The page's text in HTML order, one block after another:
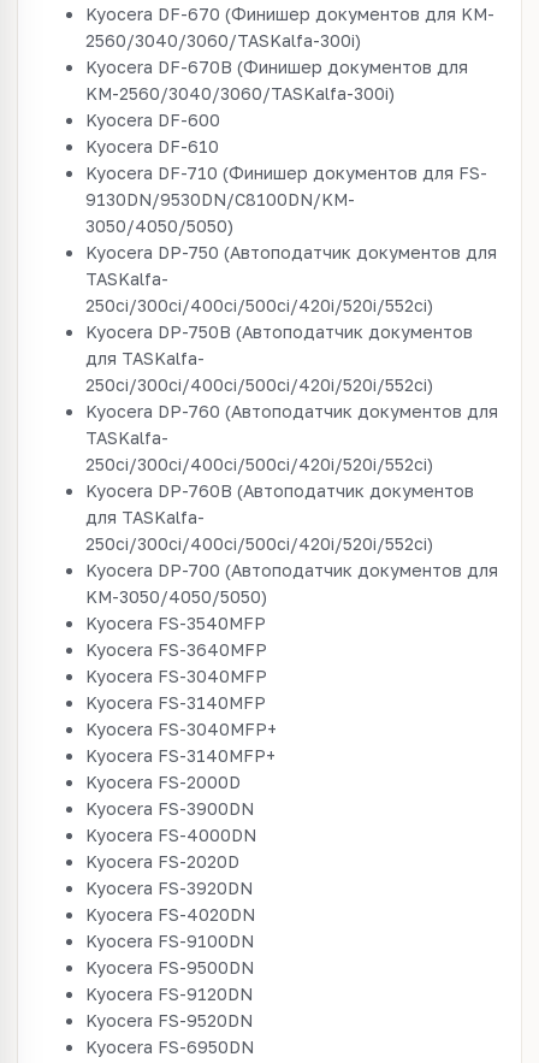
Kyocera DF-670 (Финишер документов для KM-
2560/3040/3060/TASKalfa-300i)
Kyocera DF-670B (Финишер документов для
KM-2560/3040/3060/TASKalfa-300i)
Kyocera DF-600
Kyocera DF-610
Kyocera DF-710 (Финишер документов для FS-
9130DN/9530DN/C8100DN/KM-
3050/4050/5050)
Kyocera DP-750 (Автоподатчик документов для
TASKalfa-
250ci/300ci/400ci/500ci/420i/520i/552ci)
Kyocera DP-750B (Автоподатчик документов
для TASKalfa-
250ci/300ci/400ci/500ci/420i/520i/552ci)
Kyocera DP-760 (Автоподатчик документов для
TASKalfa-
250ci/300ci/400ci/500ci/420i/520i/552ci)
Kyocera DP-760B (Автоподатчик документов
для TASKalfa-
250ci/300ci/400ci/500ci/420i/520i/552ci)
Kyocera DP-700 (Автоподатчик документов для
KM-3050/4050/5050)
Kyocera FS-3540MFP
Kyocera FS-3640MFP
Kyocera FS-3040MFP
Kyocera FS-3140MFP
Kyocera FS-3040MFP+
Kyocera FS-3140MFP+
Kyocera FS-2000D
Kyocera FS-3900DN
Kyocera FS-4000DN
Kyocera FS-2020D
Kyocera FS-3920DN
Kyocera FS-4020DN
Kyocera FS-9100DN
Kyocera FS-9500DN
Kyocera FS-9120DN
Kyocera FS-9520DN
Kyocera FS-6950DN